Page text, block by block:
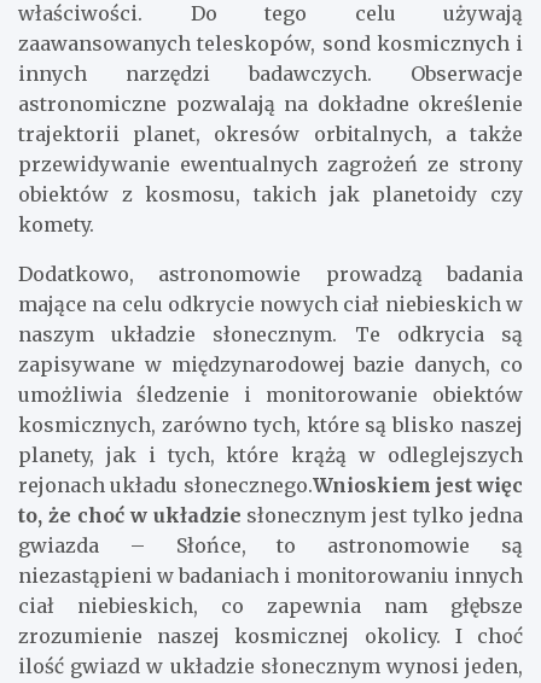
właściwości. Do tego celu używają
zaawansowanych teleskopów, sond kosmicznych i
innych narzędzi badawczych. Obserwacje
astronomiczne pozwalają na dokładne określenie
trajektorii planet, okresów orbitalnych, a także
przewidywanie ewentualnych zagrożeń ze strony
obiektów z kosmosu, takich jak planetoidy czy
komety.
Dodatkowo, astronomowie prowadzą badania
mające na celu odkrycie nowych ciał niebieskich w
naszym układzie słonecznym. Te odkrycia są
zapisywane w międzynarodowej bazie danych, co
umożliwia śledzenie i monitorowanie obiektów
kosmicznych, zarówno tych, które są blisko naszej
planety, jak i tych, które krążą w odleglejszych
rejonach układu słonecznego.Wnioskiem jest więc
to, że choć w układzie słonecznym jest tylko jedna
gwiazda – Słońce, to astronomowie są
niezastąpieni w badaniach i monitorowaniu innych
ciał niebieskich, co zapewnia nam głębsze
zrozumienie naszej kosmicznej okolicy. I choć
ilość gwiazd w układzie słonecznym wynosi jeden,